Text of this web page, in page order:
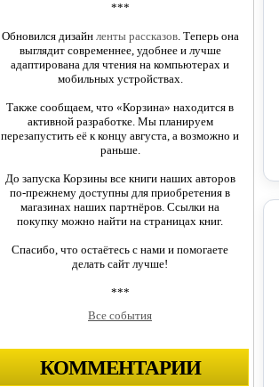
***
Обновился дизайн ленты рассказов. Теперь она
выглядит современнее, удобнее и лучше
адаптирована для чтения на компьютерах и
мобильных устройствах.
Также сообщаем, что «Корзина» находится в
активной разработке. Мы планируем
перезапустить её к концу августа, а возможно и
раньше.
До запуска Корзины все книги наших авторов
по-прежнему доступны для приобретения в
магазинах наших партнёров. Ссылки на
покупку можно найти на страницах книг.
Спасибо, что остаётесь с нами и помогаете
делать сайт лучше!
***
Все события
КОММЕНТАРИИ